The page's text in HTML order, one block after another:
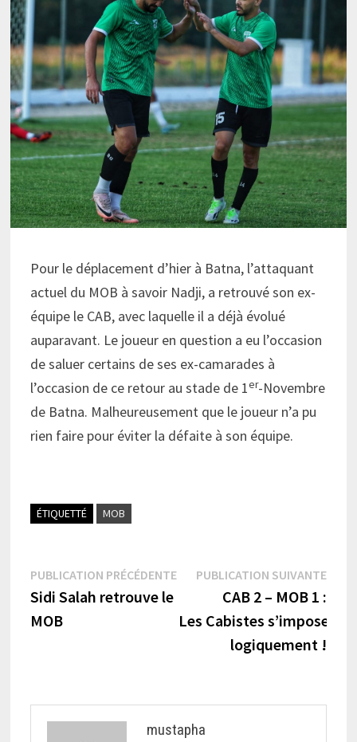
Pour le déplacement d’hier à Batna, l’attaquant
actuel du MOB à savoir Nadji, a retrouvé son ex-
équipe le CAB, avec laquelle il a déjà évolué
auparavant. Le joueur en question a eu l’occasion
de saluer certains de ses ex-camarades à
l’occasion de ce retour au stade de 1er-Novembre
de Batna. Malheureusement que le joueur n’a pu
rien faire pour éviter la défaite à son équipe.
ÉTIQUETTÉ MOB
Navigation
de
PUBLICATION PRÉCÉDENTEPublication
précédente :
Sidi Salah retrouve le
MOB
PUBLICATION SUIVANTE
CAB 2 – MOB 1 :
Les Cabistes s’imposent
logiquement !
mustapha